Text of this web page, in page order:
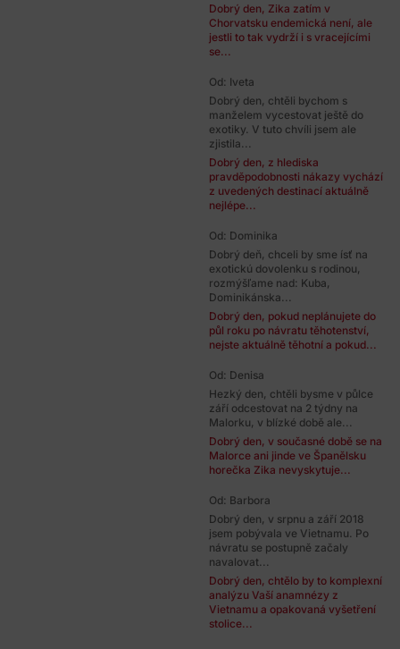
Dobrý den, Zika zatím v
Chorvatsku endemická není, ale
jestli to tak vydrží i s vracejícími
se...
Od: Iveta
Dobrý den, chtěli bychom s
manželem vycestovat ještě do
exotiky. V tuto chvíli jsem ale
zjistila...
Dobrý den, z hlediska
pravděpodobnosti nákazy vychází
z uvedených destinací aktuálně
nejlépe...
Od: Dominika
Dobrý deň, chceli by sme ísť na
exotickú dovolenku s rodinou,
rozmýšľame nad: Kuba,
Dominikánska...
Dobrý den, pokud neplánujete do
půl roku po návratu těhotenství,
nejste aktuálně těhotní a pokud...
Od: Denisa
Hezký den, chtěli bysme v půlce
září odcestovat na 2 týdny na
Malorku, v blízké době ale...
Dobrý den, v současné době se na
Malorce ani jinde ve Španělsku
horečka Zika nevyskytuje...
Od: Barbora
Dobrý den, v srpnu a září 2018
jsem pobývala ve Vietnamu. Po
návratu se postupně začaly
navalovat...
Dobrý den, chtělo by to komplexní
analýzu Vaší anamnézy z
Vietnamu a opakovaná vyšetření
stolice...